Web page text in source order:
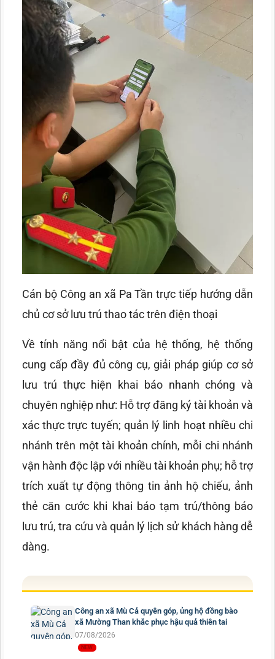
Cán bộ Công an xã Pa Tần trực tiếp hướng dẫn
chủ cơ sở lưu trú thao tác trên điện thoại
Về tính năng nổi bật của hệ thống, hệ thống
cung cấp đầy đủ công cụ, giải pháp giúp cơ sở
lưu trú thực hiện khai báo nhanh chóng và
chuyên nghiệp như: Hỗ trợ đăng ký tài khoản và
xác thực trực tuyến; quản lý linh hoạt nhiều chi
nhánh trên một tài khoản chính, mỗi chi nhánh
vận hành độc lập với nhiều tài khoản phụ; hỗ trợ
trích xuất tự động thông tin ảnh hộ chiếu, ảnh
thẻ căn cước khi khai báo tạm trú/thông báo
lưu trú, tra cứu và quản lý lịch sử khách hàng dễ
dàng.
Công an xã Mù Cả quyên góp, ủng hộ đồng bào
xã Mường Than khắc phục hậu quả thiên tai
07/08/2026